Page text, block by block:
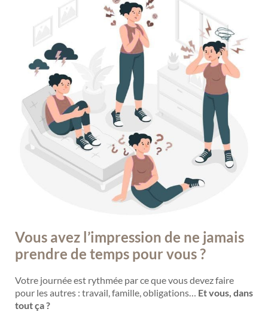
Vous avez l’impression de ne jamais
prendre de temps pour vous ?
Votre journée est rythmée par ce que vous devez faire
pour les autres : travail, famille, obligations… Et vous, dans
tout ça ?